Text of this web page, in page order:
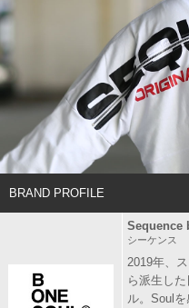
BRAND PROFILE
Sequence
シーケンス
2019年、
ら派生し
ル。Soul